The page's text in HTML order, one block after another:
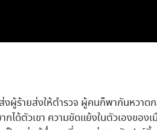
ส่งผู้ร้ายส่งให้ตำรวจ ผู้คนก็พากันหวา
ด้ตัวเขา ความขัดแย้งในตัวเองของ